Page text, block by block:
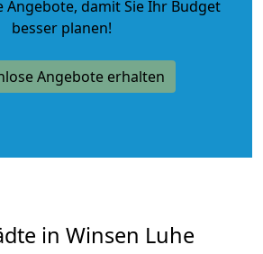
Angebote, damit Sie Ihr Budget
besser planen!
Angebote erhalten
in Winsen Luhe